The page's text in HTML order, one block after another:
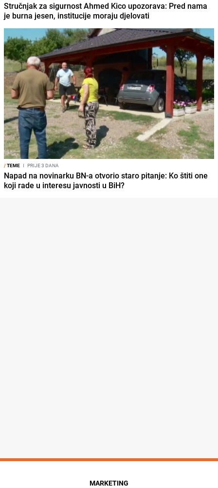
Stručnjak za sigurnost Ahmed Kico upozorava: Pred nama
je burna jesen, institucije moraju djelovati
/TEME I PRIJE 3 DANA
Napad na novinarku BN-a otvorio staro pitanje: Ko štiti one
koji rade u interesu javnosti u BiH?
MARKETING